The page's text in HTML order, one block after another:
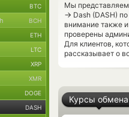
Мы представляем
→ Dash (DASH)
внимание также
проверены
Для клиентов,
рассказывает о
Курсы обмена
BTC
BCH
ETH
LTC
XRP
XMR
DOGE
DASH